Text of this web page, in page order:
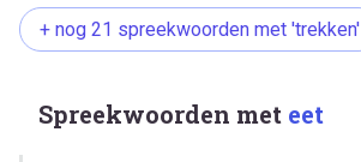
+ nog 21 spreekwoorden met 'trekken'
Spreekwoorden met eet